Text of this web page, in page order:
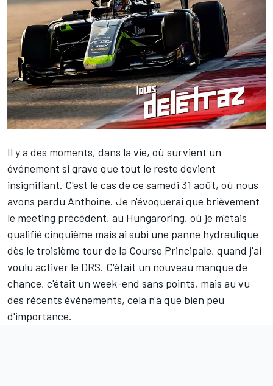
Il y a des moments, dans la vie, où survient un
événement si grave que tout le reste devient
insignifiant. C'est le cas de ce samedi 31 août, où nous
avons perdu Anthoine. Je n'évoquerai que brièvement
le meeting précédent, au Hungaroring, où je m'étais
qualifié cinquième mais ai subi une panne hydraulique
dès le troisième tour de la Course Principale, quand j'ai
voulu activer le DRS. C'était un nouveau manque de
chance, c'était un week-end sans points, mais au vu
des récents événements, cela n'a que bien peu
d'importance.